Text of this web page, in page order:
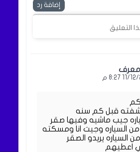
إضافة رد
التعليق
معرف
8:27 م
شفته قبل كم سنه
جيب ماشيه وفيها صقر
من السياره وجيت انا ومسكته
من السياره يريدو الصقر
اعطيهم